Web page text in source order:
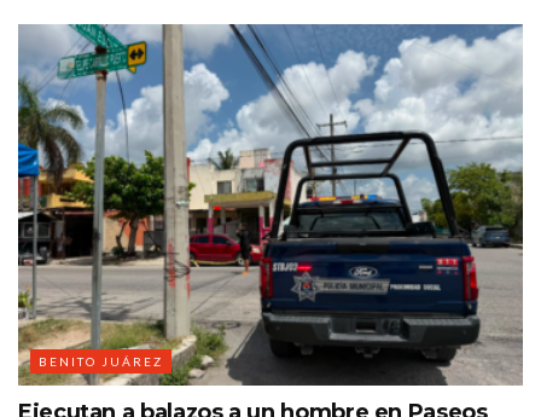
BENITO JUÁREZ